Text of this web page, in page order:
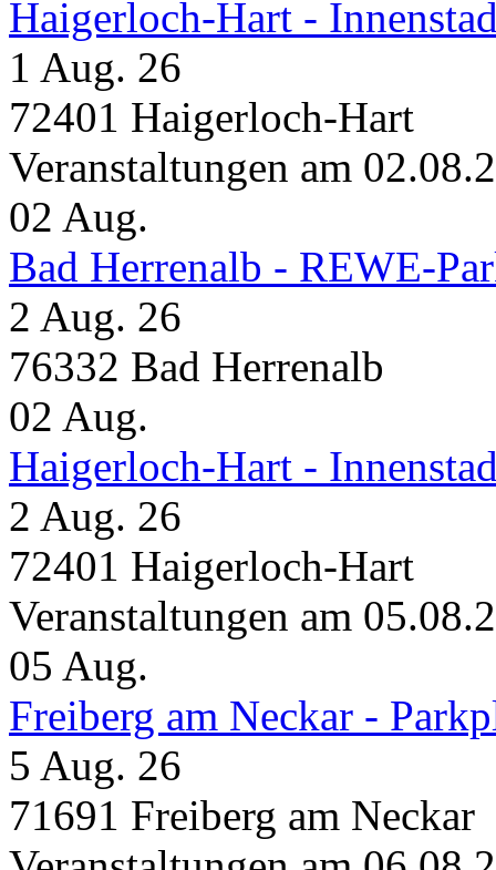
Haigerloch-Hart -
1 Aug. 26
72401 Haigerloch-Hart
Veranstaltungen am
02 Aug.
Bad Herrenalb - REWE-
2 Aug. 26
76332 Bad Herrenalb
02 Aug.
Haigerloch-Hart -
2 Aug. 26
72401 Haigerloch-Hart
Veranstaltungen am
05 Aug.
Freiberg am Neckar -
5 Aug. 26
71691 Freiberg am Neckar